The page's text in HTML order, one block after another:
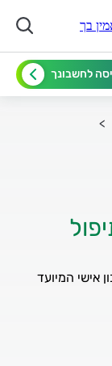
לחשבונך
אישי המיועד